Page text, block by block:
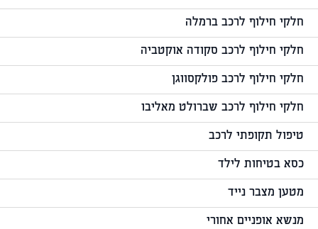
חלקי חילוף לרכב ברמלה
חלקי חילוף לרכב סקודה אוקטביה
חלקי חילוף לרכב פולקסווגן
חלקי חילוף לרכב שברולט מאליבו
טיפול תקופתי לרכב
כסא בטיחות לילד
מטען מצבר נייד
מנשא אופניים אחורי